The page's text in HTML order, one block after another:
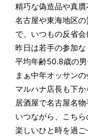
精巧な偽造品や真
名古屋や東海地区
で、いつもの反省会
昨日は若手の参加な
平均年齢50.8歳の
まぁ中年オッサンの
マルハナ店長も下
居酒屋で名古屋名
いつながら、こち
楽しいひと時を過ご